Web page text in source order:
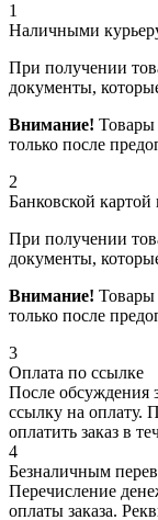
1
Наличными
При получении
документы,
Внимание! Товары
только после
2
Банковской картой
При получении
документы,
Внимание! Товары
только после
3
Оплата по ссылке
После обсуждения
ссылку на оплату.
оплатить заказ в
4
Безналичным
Перечисление
оплаты заказа.